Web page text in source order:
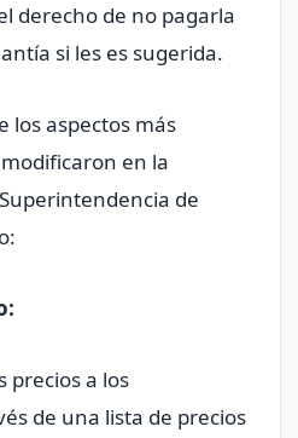
derecho de no pagarla
si les es sugerida.
los aspectos más
en la
de
precios a los
de una lista de precios